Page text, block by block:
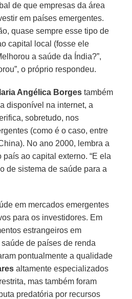
de que empresas da área
em países emergentes.
quase sempre esse tipo de
capital local (fosse ele
a saúde da Índia?”,
o próprio respondeu.
Angélica Borges também
disponível na internet, a
sobretudo, nos
(como é o caso, entre
No ano 2000, lembra a
ao capital externo. “E ela
de sistema de saúde para a
em mercados emergentes
para os investidores. Em
estrangeiros em
de países de renda
pontualmente a qualidade
altamente especializados
mas também foram
predatória por recursos